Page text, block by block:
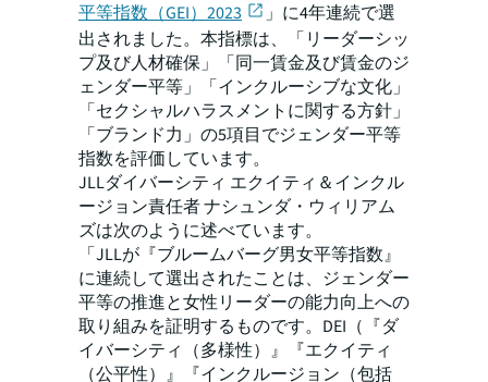
平等指数（GEI）2023
」に4年連続で選
出されました。本指標は、「リーダーシッ
プ及び人材確保」「同一賃金及び賃金のジ
ェンダー平等」「インクルーシブな文化」
「セクシャルハラスメントに関する方針」
「ブランド力」の5項目でジェンダー平等
指数を評価しています。
JLLダイバーシティ エクイティ＆インクル
ージョン責任者 ナシュンダ・ウィリアム
ズは次のように述べています。
「JLLが『ブルームバーグ男女平等指数』
に連続して選出されたことは、ジェンダー
平等の推進と女性リーダーの能力向上への
取り組みを証明するものです。DEI（『ダ
イバーシティ（多様性）』『エクイティ
（公平性）』『インクルージョン（包括